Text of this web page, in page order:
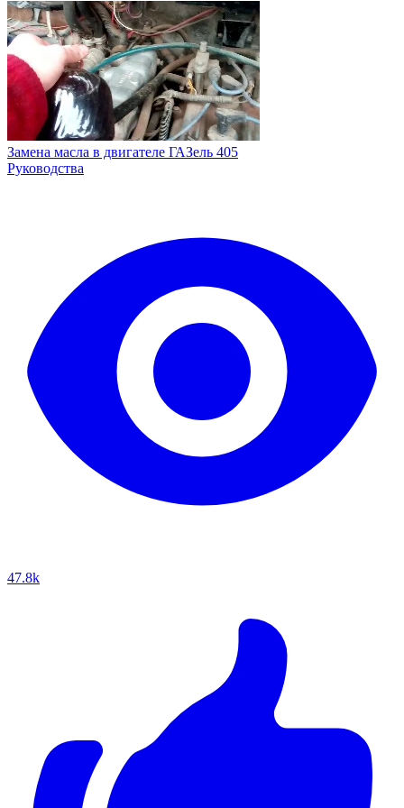
Замена масла в двигателе ГАЗель 405
Руководства
47.8k